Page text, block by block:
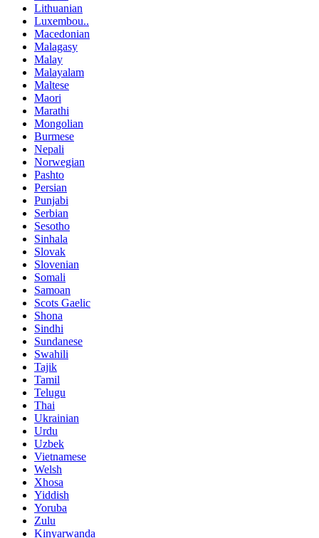
Lithuanian
Luxembou..
Macedonian
Malagasy
Malay
Malayalam
Maltese
Maori
Marathi
Mongolian
Burmese
Nepali
Norwegian
Pashto
Persian
Punjabi
Serbian
Sesotho
Sinhala
Slovak
Slovenian
Somali
Samoan
Scots Gaelic
Shona
Sindhi
Sundanese
Swahili
Tajik
Tamil
Telugu
Thai
Ukrainian
Urdu
Uzbek
Vietnamese
Welsh
Xhosa
Yiddish
Yoruba
Zulu
Kinyarwanda